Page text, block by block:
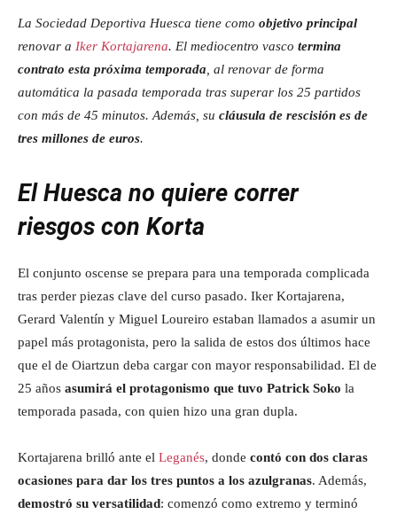
La Sociedad Deportiva Huesca tiene como objetivo principal
renovar a Iker Kortajarena. El mediocentro vasco termina
contrato esta próxima temporada , al renovar de forma
automática la pasada temporada tras superar los 25 partidos
con más de 45 minutos. Además, su cláusula de rescisión es de
tres millones de euros.
El Huesca no quiere correr
riesgos con Korta
El conjunto oscense se prepara para una temporada complicada
tras perder piezas clave del curso pasado. Iker Kortajarena,
Gerard Valentín y Miguel Loureiro estaban llamados a asumir un
papel más protagonista, pero la salida de estos dos últimos hace
que el de Oiartzun deba cargar con mayor responsabilidad. El de
25 años asumirá el protagonismo que tuvo Patrick Soko la
temporada pasada, con quien hizo una gran dupla.
Kortajarena brilló ante el Leganés, donde contó con dos claras
ocasiones para dar los tres puntos a los azulgranas. Además,
demostró su versatilidad: comenzó como extremo y terminó